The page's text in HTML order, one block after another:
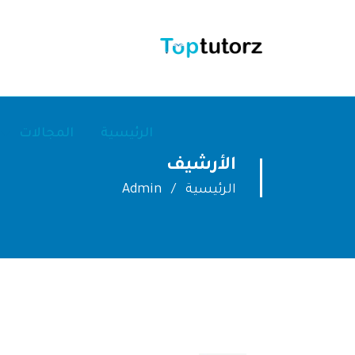
الرئيسية المجالات
الأرشيف
الرئيسية Admin